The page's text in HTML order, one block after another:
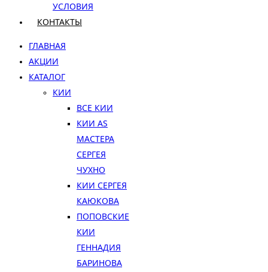
УСЛОВИЯ
КОНТАКТЫ
ГЛАВНАЯ
АКЦИИ
КАТАЛОГ
КИИ
ВСЕ КИИ
КИИ AS
МАСТЕРА
СЕРГЕЯ
ЧУХНО
КИИ СЕРГЕЯ
КАЮКОВА
ПОПОВСКИЕ
КИИ
ГЕННАДИЯ
БАРИНОВА